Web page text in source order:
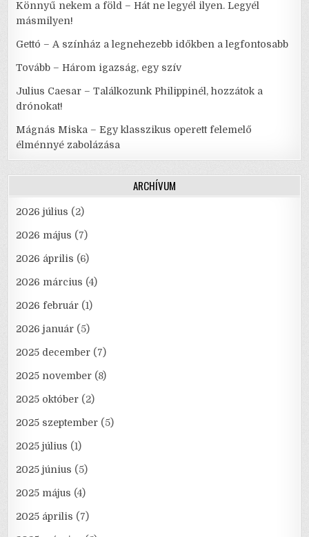
Könnyű nekem a föld – Hát ne legyél ilyen. Legyél
másmilyen!
Gettó – A színház a legnehezebb időkben a legfontosabb
Tovább – Három igazság, egy szív
Julius Caesar – Találkozunk Philippinél, hozzátok a
drónokat!
Mágnás Miska – Egy klasszikus operett felemelő
élménnyé zabolázása
ARCHÍVUM
2026 július (2)
2026 május (7)
2026 április (6)
2026 március (4)
2026 február (1)
2026 január (5)
2025 december (7)
2025 november (8)
2025 október (2)
2025 szeptember (5)
2025 július (1)
2025 június (5)
2025 május (4)
2025 április (7)